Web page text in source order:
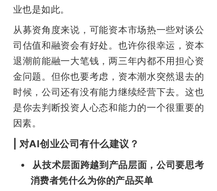
业也是如此。
从募资角度来说，可能资本市场热一些对谈公
司估值和融资会有好处。也许你很幸运，资本
退潮前能融一大笔钱，两三年内都不用担心资
金问题。但你也要考虑，资本潮水突然退去的
时候，公司还有没有能力继续经营下去。这也
是你去判断投资人心态和能力的一个很重要的
因素。
| 对AI创业公司有什么建议？
从技术层面跨越到产品层面，公司要思考
消费者凭什么为你的产品买单